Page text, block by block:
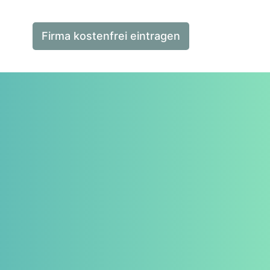
Firma kostenfrei eintragen